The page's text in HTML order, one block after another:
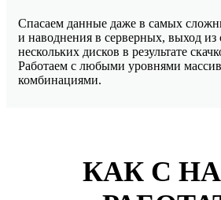
Спасаем данные даже в самых
и наводнения в серверных, выход из
нескольких дисков в результате
Работаем с любыми уровнями
комбинациями.
КАК С